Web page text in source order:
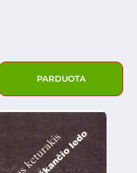
PARDUOTA